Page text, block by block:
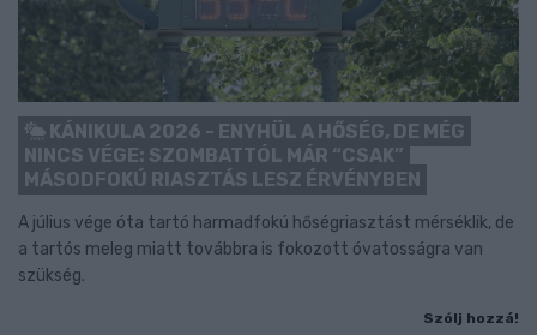
KÁNIKULA 2026 - ENYHÜL A HŐSÉG, DE MÉG
NINCS VÉGE: SZOMBATTÓL MÁR “CSAK”
MÁSODFOKÚ RIASZTÁS LESZ ÉRVÉNYBEN
A július vége óta tartó harmadfokú hőségriasztást mérséklik, de
a tartós meleg miatt továbbra is fokozott óvatosságra van
szükség.
Szólj hozzá!